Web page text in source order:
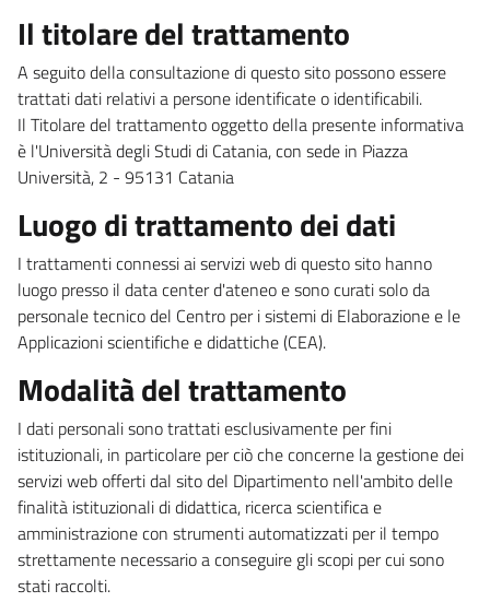
Il titolare del trattamento
A seguito della consultazione di questo sito possono essere
trattati dati relativi a persone identificate o identificabili.
Il Titolare del trattamento oggetto della presente informativa
è l'Università degli Studi di Catania, con sede in Piazza
Università, 2 - 95131 Catania
Luogo di trattamento dei dati
I trattamenti connessi ai servizi web di questo sito hanno
luogo presso il data center d'ateneo e sono curati solo da
personale tecnico del Centro per i sistemi di Elaborazione e le
Applicazioni scientifiche e didattiche (CEA).
Modalità del trattamento
I dati personali sono trattati esclusivamente per fini
istituzionali, in particolare per ciò che concerne la gestione dei
servizi web offerti dal sito del Dipartimento nell'ambito delle
finalità istituzionali di didattica, ricerca scientifica e
amministrazione con strumenti automatizzati per il tempo
strettamente necessario a conseguire gli scopi per cui sono
stati raccolti.